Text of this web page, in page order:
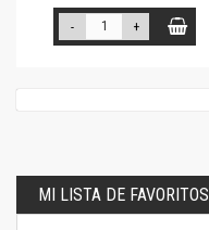
- +
MI LISTA DE FAVORITOS